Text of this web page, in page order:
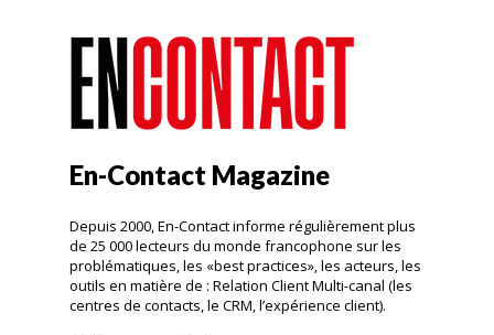
En-Contact Magazine
Depuis 2000, En-Contact informe régulièrement plus
de 25 000 lecteurs du monde francophone sur les
problématiques, les «best practices», les acteurs, les
outils en matière de : Relation Client Multi-canal (les
centres de contacts, le CRM, l’expérience client).